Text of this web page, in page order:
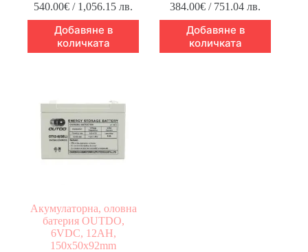
540.00€ / 1,056.15 лв.
Добавяне в
количката
384.00€ / 751.04 лв.
Добавяне в
количката
Акумулаторна, оловна
батерия OUTDO,
6VDC, 12AH,
150х50х92mm